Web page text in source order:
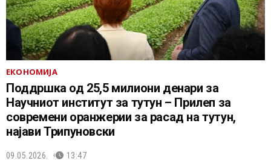
ЕКОНОМИЈА
Поддршка од 25,5 милиони денари за
Научниот институт за тутун – Прилеп за
современи оранжерии за расад на тутун,
најави Трипуновски
09.05.2026. 13:47